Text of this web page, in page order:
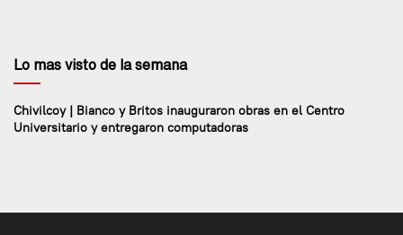
Lo mas visto de la semana
Chivilcoy | Bianco y Britos inauguraron obras en el Centro
Universitario y entregaron computadoras